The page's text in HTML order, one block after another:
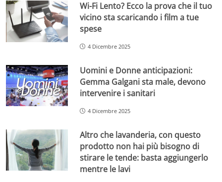
Wi-Fi Lento? Ecco la prova che il tuo
vicino sta scaricando i film a tue
spese
4 Dicembre 2025
Uomini e Donne anticipazioni:
Gemma Galgani sta male, devono
intervenire i sanitari
4 Dicembre 2025
Altro che lavanderia, con questo
prodotto non hai più bisogno di
stirare le tende: basta aggiungerlo
mentre le lavi